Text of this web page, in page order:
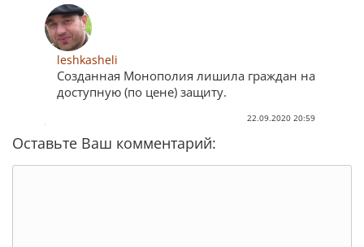
leshkasheli
Созданная Монополия лишила граждан на
доступную (по цене) защиту.
22.09.2020 20:59
Оставьте Ваш комментарий: